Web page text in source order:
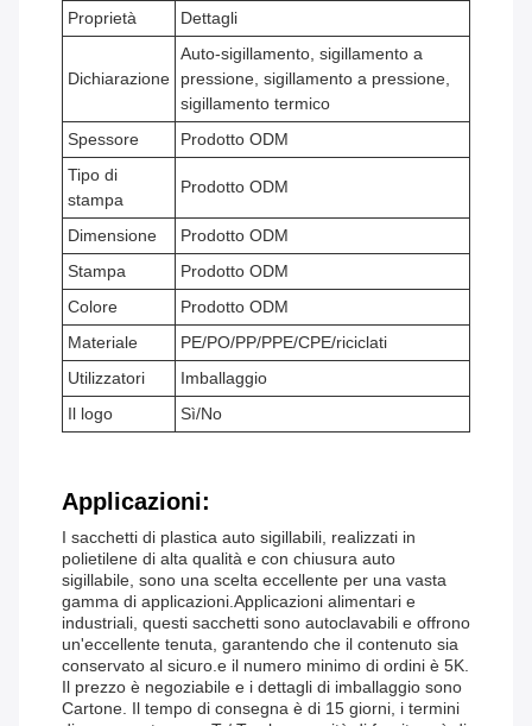
Proprietà Dettagli
Dichiarazione
Auto-sigillamento, sigillamento a
pressione, sigillamento a pressione,
sigillamento termico
Spessore
Prodotto ODM
Tipo di
stampa
Prodotto ODM
Dimensione
Prodotto ODM
Stampa
Prodotto ODM
Colore
Prodotto ODM
Materiale
PE/PO/PP/PPE/CPE/riciclati
Utilizzatori
Imballaggio
Il logo
Sì/No
Applicazioni:
I sacchetti di plastica auto sigillabili, realizzati in
polietilene di alta qualità e con chiusura auto
sigillabile, sono una scelta eccellente per una vasta
gamma di applicazioni.Applicazioni alimentari e
industriali, questi sacchetti sono autoclavabili e offrono
un'eccellente tenuta, garantendo che il contenuto sia
conservato al sicuro.e il numero minimo di ordini è 5K.
Il prezzo è negoziabile e i dettagli di imballaggio sono
Cartone. Il tempo di consegna è di 15 giorni, i termini